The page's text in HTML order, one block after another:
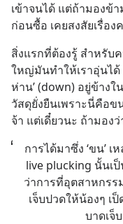
เข้าจนได้ แต่ถ้ามองข้
ก่อนซื้อ เคยสงสัยเรื่อ
สิ่งแรกที่ต้องรู้ สำหรับ
ใหญ่มันทำให้เราอุ่นได้
ห่าน’ (down) อยู่ข้างใ
วัสดุยั่งยืนเพราะนี่คือ
จ้า แต่เดี๋ยวนะ ถ้ามอง
การได้มาซึ่ง ‘ขน’
live plucking นั้นเ
ว่าการที่อุตสาหกรร
เจ็บปวดให้น้องๆ เ
บาดเจ็